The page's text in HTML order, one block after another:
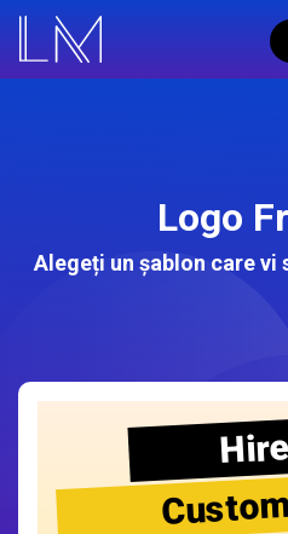
Logo
Alegeți un șablon care vi